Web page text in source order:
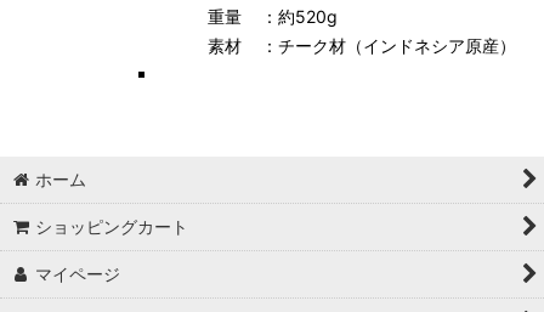
重量
：約520g
素材
：チーク材（インドネシア原産）
ホーム
ショッピングカート
マイページ